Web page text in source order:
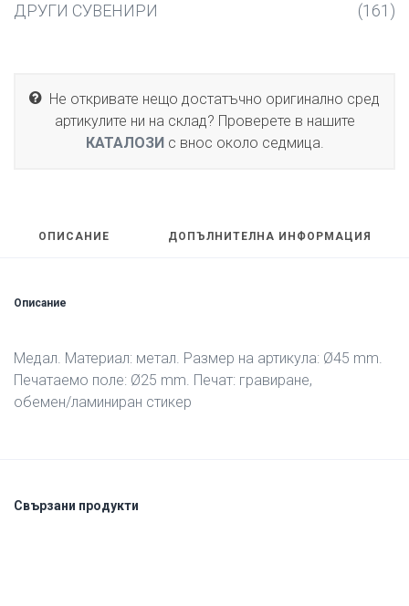
ДРУГИ СУВЕНИРИ
(161)
Не откривате нещо достатъчно оригинално сред
артикулите ни на склад? Проверете в нашите
КАТАЛОЗИс внос около седмица.
ОПИСАНИЕ ДОПЪЛНИТЕЛНА ИНФОРМАЦИЯ
Описание
Медал. Материал: метал. Размер на артикула: Ø45 mm.
Печатаемо поле: Ø25 mm. Печат: гравиране,
обемен/ламиниран стикер
Свързани продукти